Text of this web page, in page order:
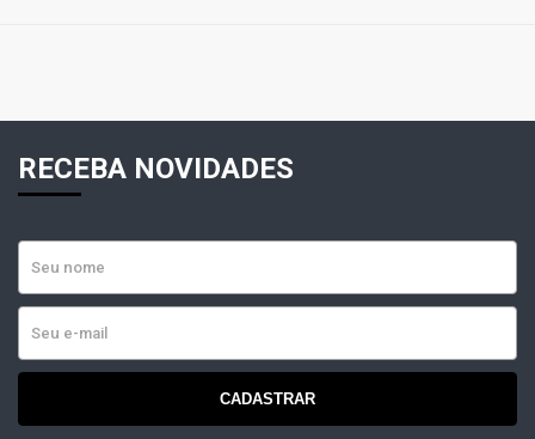
RECEBA NOVIDADES
CADASTRAR